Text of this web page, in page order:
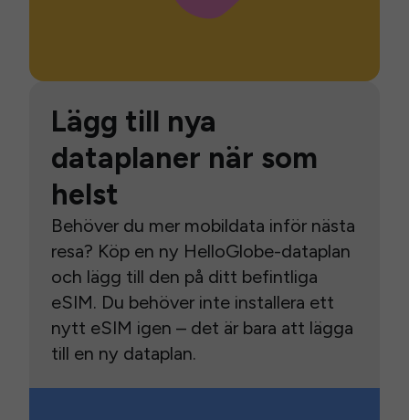
Lägg till nya
dataplaner när som
helst
Behöver du mer mobildata inför nästa
resa? Köp en ny HelloGlobe-dataplan
och lägg till den på ditt befintliga
eSIM. Du behöver inte installera ett
nytt eSIM igen – det är bara att lägga
till en ny dataplan.